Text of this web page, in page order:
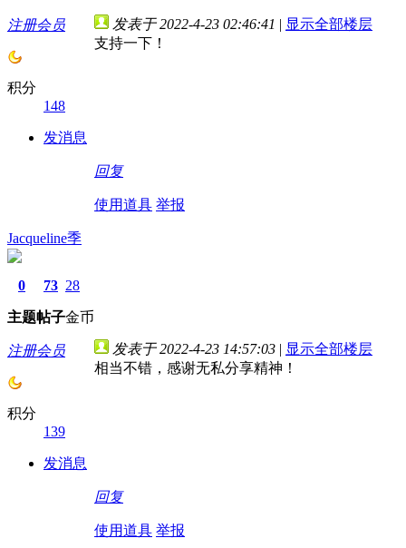
注册会员
积分
148
发消息
发表于 2022-4-23 02:46:41 | 显示全部楼层
支持一下！
回复
使用道具 举报
Jacqueline季
0
主题
73
帖子
28
金币
注册会员
积分
139
发消息
发表于 2022-4-23 14:57:03 | 显示全部楼层
相当不错，感谢无私分享精神！
回复
使用道具 举报